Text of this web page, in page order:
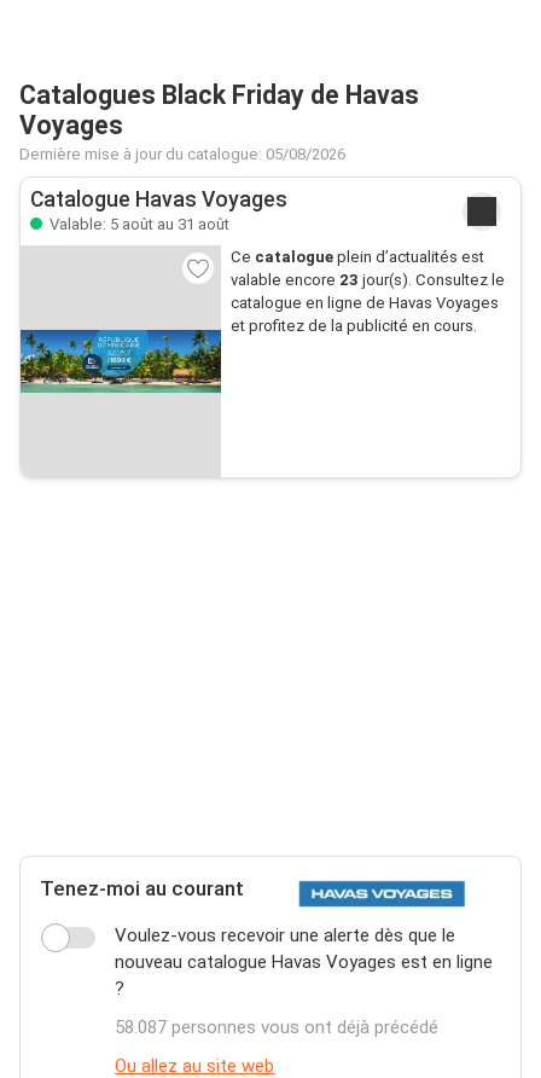
Catalogues Black Friday de Havas
Voyages
Dernière mise à jour du catalogue: 05/08/2026
Catalogue Havas Voyages
Valable: 5 août au 31 août
Ce catalogueplein d’actualités est
valable encore 23 jour(s). Consultez le
catalogue en ligne de Havas Voyages
et profitez de la publicité en cours.
Tenez-moi au courant
Voulez-vous recevoir une alerte dès que le
nouveau catalogue Havas Voyages est en ligne
?
58.087 personnes vous ont déjà précédé
Ou allez au site web